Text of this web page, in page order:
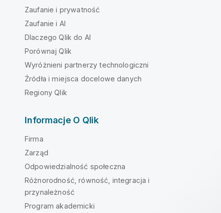
Zaufanie i prywatność
Zaufanie i AI
Dlaczego Qlik do AI
Porównaj Qlik
Wyróżnieni partnerzy technologiczni
Źródła i miejsca docelowe danych
Regiony Qlik
Informacje O Qlik
Firma
Zarząd
Odpowiedzialność społeczna
Różnorodność, równość, integracja i
przynależność
Program akademicki